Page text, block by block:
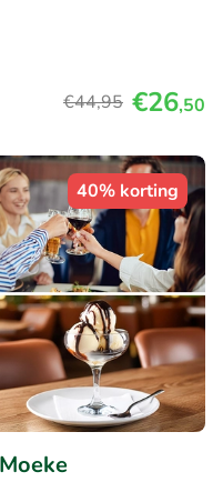
€44,95 €26,50
40% korting